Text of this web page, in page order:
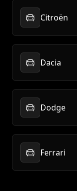
Citroën
Dacia
Dodge
Ferrari